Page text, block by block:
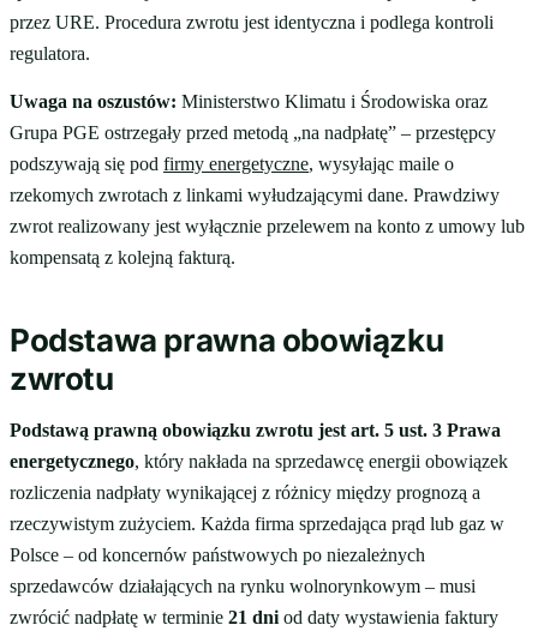
przez URE. Procedura zwrotu jest identyczna i podlega kontroli
regulatora.
Uwaga na oszustów: Ministerstwo Klimatu i Środowiska oraz
Grupa PGE ostrzegały przed metodą „na nadpłatę” – przestępcy
podszywają się pod firmy energetyczne, wysyłając maile o
rzekomych zwrotach z linkami wyłudzającymi dane. Prawdziwy
zwrot realizowany jest wyłącznie przelewem na konto z umowy lub
kompensatą z kolejną fakturą.
Podstawa prawna obowiązku
zwrotu
Podstawą prawną obowiązku zwrotu jest art. 5 ust. 3 Prawa
energetycznego, który nakłada na sprzedawcę energii obowiązek
rozliczenia nadpłaty wynikającej z różnicy między prognozą a
rzeczywistym zużyciem. Każda firma sprzedająca prąd lub gaz w
Polsce – od koncernów państwowych po niezależnych
sprzedawców działających na rynku wolnorynkowym – musi
zwrócić nadpłatę w terminie 21 dni od daty wystawienia faktury